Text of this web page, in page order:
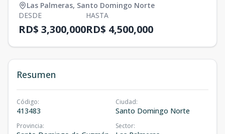
Las Palmeras, Santo Domingo Norte
DESDE
RD$ 3,300,000
HASTA
RD$ 4,500,000
Resumen
Código:
413483
Ciudad:
Santo Domingo Norte
Provincia: Sector: